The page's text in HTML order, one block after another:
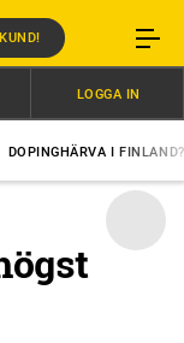
I FINLAND?
LOGGA IN